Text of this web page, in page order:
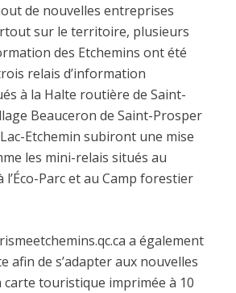
de nouvelles entreprises
sur le territoire, plusieurs
des Etchemins ont été
relais d’information
à la Halte routière de Saint-
Beauceron de Saint-Prosper
Etchemin subiront une mise
les mini-relais situés au
Parc et au Camp forestier
a également
afin de s’adapter aux nouvelles
carte touristique imprimée à 10